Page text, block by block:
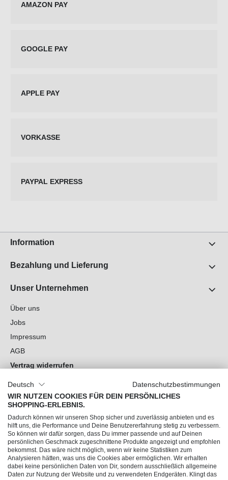
AMAZON PAY
GOOGLE PAY
APPLE PAY
VORKASSE
PAYPAL EXPRESS
Information
Bezahlung und Lieferung
Unser Unternehmen
Über uns
Jobs
Impressum
AGB
Vertrag widerrufen
Cookie-Einstellungen
Du hast Fragen?
Unsere Socials
Deutsch
Datenschutzbestimmungen
WIR NUTZEN COOKIES FÜR DEIN PERSÖNLICHES
SHOPPING-ERLEBNIS.
Dadurch können wir unseren Shop sicher und zuverlässig anbieten und es
hilft uns, die Performance und Deine Benutzererfahrung stetig zu verbessern.
So können wir dafür sorgen, dass Du immer passende und auf Deinen
persönlichen Geschmack zugeschnittene Produkte angezeigt und empfohlen
bekommst. Das wäre nicht möglich, wenn wir keine Statistiken zum
Analysieren hätten, was uns die Cookies aber ermöglichen. Wir erhalten
dabei keine persönlichen Daten von Dir, sondern ausschließlich allgemeine
Daten zur Nutzung der Website und zu verwendeten Endgeräten. Klingt das